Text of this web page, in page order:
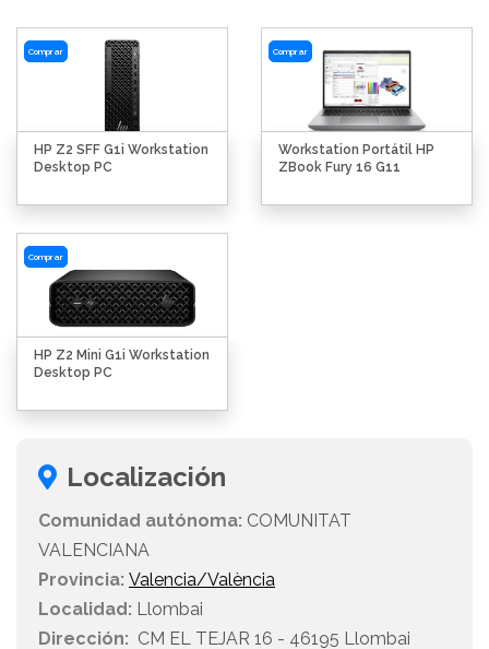
Comprar
HP Z2 SFF G1i Workstation
Desktop PC
Comprar
Workstation Portátil HP
ZBook Fury 16 G11
Comprar
HP Z2 Mini G1i Workstation
Desktop PC
Localización
Comunidad autónoma: COMUNITAT
VALENCIANA
Provincia: Valencia/València
Localidad: Llombai
Dirección: CM EL TEJAR 16 - 46195 Llombai